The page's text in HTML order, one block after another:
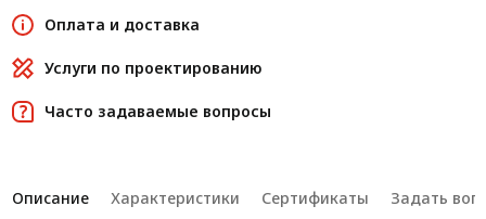
Оплата и доставка
Услуги по проектированию
Часто задаваемые вопросы
Описание Характеристики Сертификаты Задать